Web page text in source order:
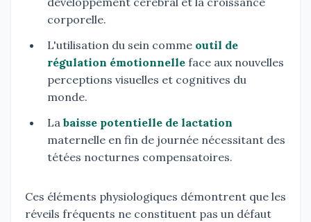
corporelle.
L'utilisation du sein comme outil de
régulation émotionnelle face aux nouvelles
perceptions visuelles et cognitives du
monde.
La baisse potentielle de lactation
maternelle en fin de journée nécessitant des
tétées nocturnes compensatoires.
Ces éléments physiologiques démontrent que les
réveils fréquents ne constituent pas un défaut